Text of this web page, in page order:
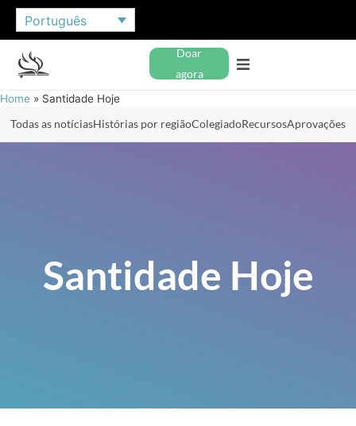
Português
Doar
agora
Home » Santidade Hoje
Todas as notíciasHistórias por regiãoColegiadoRecursosAprovações
Santidade Hoje